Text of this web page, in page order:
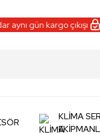
gün kargo çıkışı
KLİMA